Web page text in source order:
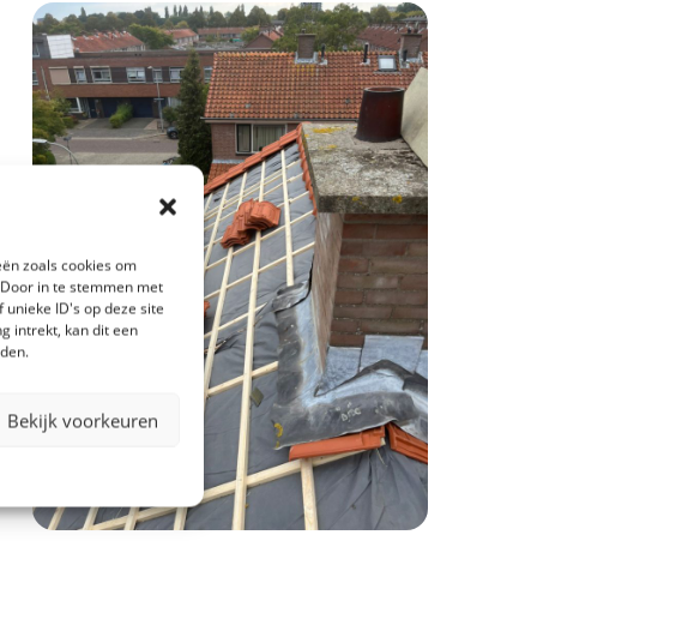
zoals cookies om
in te stemmen met
ID's op deze site
intrekt, kan dit een
Bekijk voorkeuren